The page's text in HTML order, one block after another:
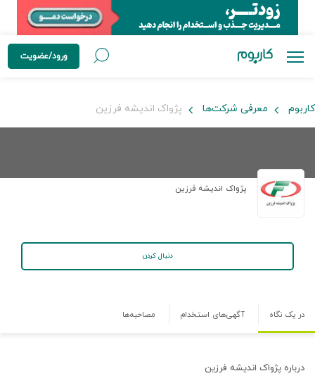
ورود/عضویت
کاربوم معرفی شرکت‌ها پژواک اندیشه فرزین
پژواک اندیشه فرزین
دنبال کردن
در یک نگاه آگهی‌های استخدام مصاحبه‌ها
درباره پژواک اندیشه فرزین